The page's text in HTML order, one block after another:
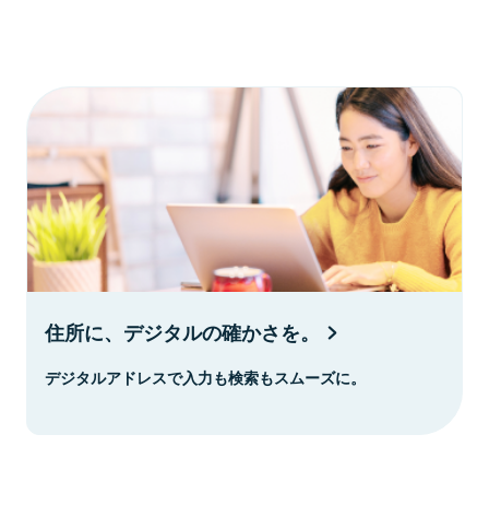
住所に、デジタルの確かさを。
デジタルアドレスで入力も検索もスムーズに。